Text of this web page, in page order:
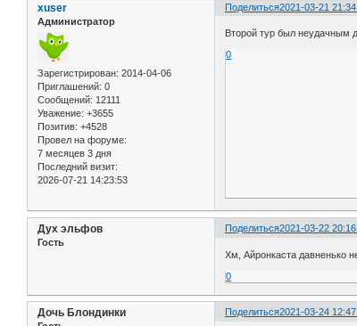
Поделиться2021-03-21
xuser
Администратор
Зарегистрирован: 2014-04-06
Приглашений: 0
Сообщений: 12111
Уважение: +3655
Позитив: +4528
Провел на форуме:
7 месяцев 3 дня
Последний визит:
2026-07-21 14:23:53
Второй тур был неудачным
0
Поделиться2021-03-22
Дух эльфов
Гость
Хм, Айронкаста давненько
0
Поделиться2021-03-24
Дочь Блондинки